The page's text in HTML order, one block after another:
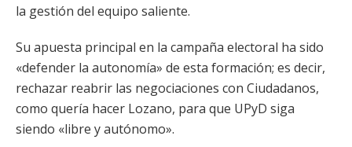
la gestión del equipo saliente.
Su apuesta principal en la campaña electoral ha sido
«defender la autonomía» de esta formación; es decir,
rechazar reabrir las negociaciones con Ciudadanos,
como quería hacer Lozano, para que UPyD siga
siendo «libre y autónomo».